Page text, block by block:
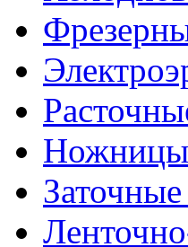
Ножницы